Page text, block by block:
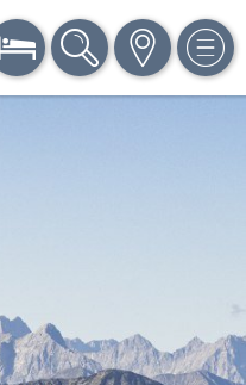
BUCHEN SUCHE KARTE MENÜ